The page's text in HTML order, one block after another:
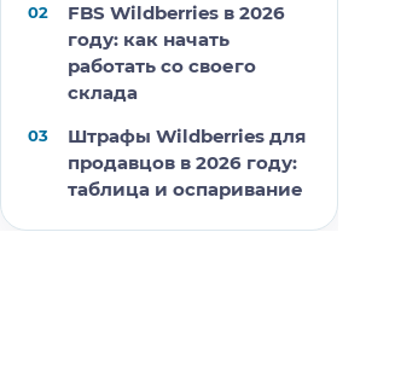
FBS Wildberries в 2026
году: как начать
работать со своего
склада
Штрафы Wildberries для
продавцов в 2026 году:
таблица и оспаривание